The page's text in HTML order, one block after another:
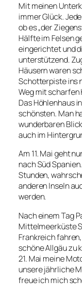
Mit meinen
immer Glück.
ob es „der
Hälfte im Felsen
eingerichtet und
unterstützend.
Häusern waren
Schotterpiste ins
Weg mit scharfen
Das Höhlenhaus
schönsten. Man
wunderbaren
auch im
Am 11. Mai geht
nach Süd
Stunden,
anderen Inseln
werden.
Nach einem Tag
Mittelmeerküste
Frankreich
schöne Allgäu zu
21. Mai meine
unsere jährliche
freue ich mich